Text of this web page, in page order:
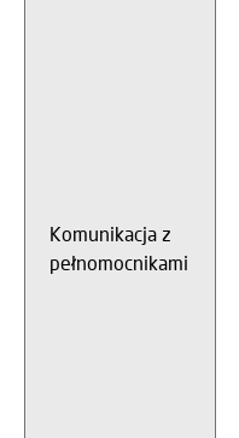
Komunikacja z
pełnomocnikami